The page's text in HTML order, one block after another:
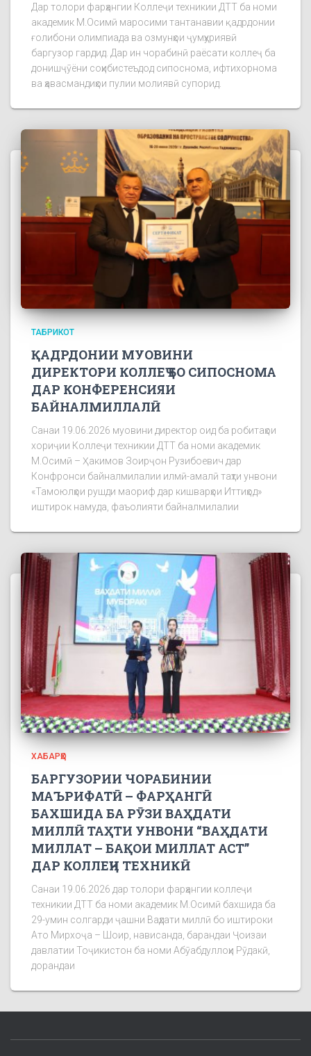
Дар толори фарҳангии Коллеҷи техникии ДТТ ба номи
академик М.Осимӣ маросими тантанавии қадрдонии
ғолибони олимпиада ва озмунҳои ҷумҳуриявӣ
баргузор гардид. Дар ин чорабинӣ раёсати коллеҷ ба
донишҷӯёни соҳибистеъдод сипоснома, ифтихорнома
ва ҳавасмандиҳои пулии молиявӣ супорид.
ТАБРИКОТ
ҚАДРДОНИИ МУОВИНИ
ДИРЕКТОРИ КОЛЛЕҶ БО СИПОСНОМА
ДАР КОНФЕРЕНСИЯИ
БАЙНАЛМИЛЛАЛӢ
Санаи 19.06.2026 муовини директор оид ба робитаҳои
хориҷии Коллеҷи техникии ДТТ ба номи академик
М.Осимӣ – Ҳакимов Зоирҷон Рузибоевич дар
Конфронси байналмилалии илмӣ-амалӣ таҳти унвони
«Тамоюлҳои рушди маориф дар кишварҳои Иттиҳод»
иштирок намуда, фаъолияти байналмилалии
ХАБАРҲО
БАРГУЗОРИИ ЧОРАБИНИИ
МАЪРИФАТӢ – ФАРҲАНГӢ
БАХШИДА БА РӮЗИ ВАҲДАТИ
МИЛЛӢ ТАҲТИ УНВОНИ “ВАҲДАТИ
МИЛЛАТ – БАҚОИ МИЛЛАТ АСТ”
ДАР КОЛЛЕҶИ ТЕХНИКӢ
Санаи 19.06.2026 дар толори фарҳангии коллеҷи
техникии ДТТ ба номи академик М.Осимӣ бахшида ба
29-умин солгарди ҷашни Ваҳдати миллӣ бо иштироки
Ато Мирхоҷа – Шоир, нависанда, барандаи Ҷоизаи
давлатии Тоҷикистон ба номи Абӯабдуллоҳи Рӯдакӣ,
дорандаи